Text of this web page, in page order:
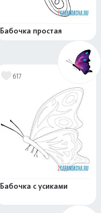
Бабочка простая
617
Бабочка с усиками